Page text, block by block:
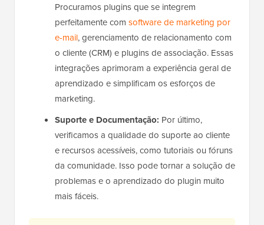
Procuramos plugins que se integrem
perfeitamente com software de marketing por
e-mail, gerenciamento de relacionamento com
o cliente (CRM) e plugins de associação. Essas
integrações aprimoram a experiência geral de
aprendizado e simplificam os esforços de
marketing.
Suporte e Documentação: Por último,
verificamos a qualidade do suporte ao cliente
e recursos acessíveis, como tutoriais ou fóruns
da comunidade. Isso pode tornar a solução de
problemas e o aprendizado do plugin muito
mais fáceis.